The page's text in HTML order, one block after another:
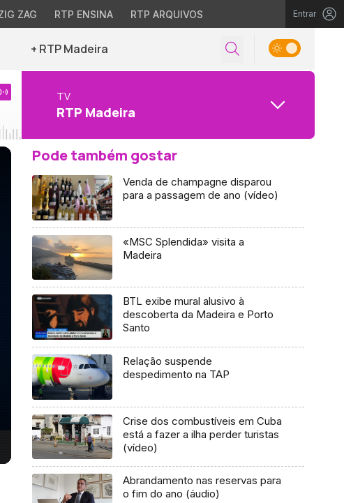
ZAG RTP ENSINA RTP ARQUIVOS Entrar
+ RTP Madeira
TV
RTP Madeira
Pode também gostar
Venda de champagne disparou
para a passagem de ano (vídeo)
«MSC Splendida» visita a
Madeira
BTL exibe mural alusivo à
descoberta da Madeira e Porto
Santo
Relação suspende
despedimento na TAP
Crise dos combustíveis em Cuba
está a fazer a ilha perder turistas
(vídeo)
Abrandamento nas reservas para
o fim do ano (áudio)